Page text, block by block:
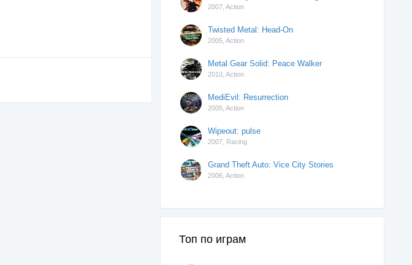
2007,Action
Twisted Metal: Head-On
2005,Action
Metal Gear Solid: Peace Walker
2010,Action
MediEvil: Resurrection
2005,Action
Wipeout: pulse
2007, Racing
Grand Theft Auto: Vice City Stories
2006,Action
Топ по играм